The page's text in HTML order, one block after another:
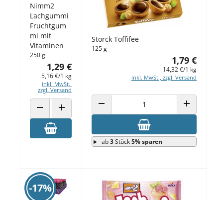
Nimm2
Lachgummi
Fruchtgum
mi mit
Vitaminen
250 g
1,29 €
5,16 €/1 kg
inkl. MwSt.,
zzgl. Versand
ANZAHL VERRINGERN
ANZAHL ERHÖHEN
Storck Toffifee
125 g
1,79 €
14,32 €/1 kg
inkl. MwSt., zzgl. Versand
ANZAHL VERRINGERN ANZAHL
ab3Stück5% sparen
-17%